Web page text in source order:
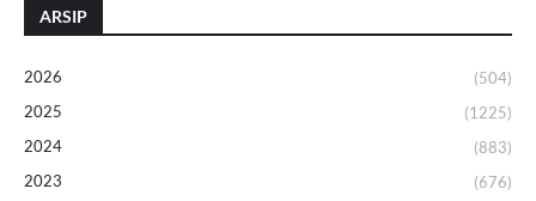
ARSIP
2026
(504)
2025
(1225)
2024
(883)
2023
(676)